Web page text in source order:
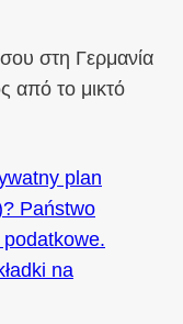
στη Γερμανία
από το μικτό